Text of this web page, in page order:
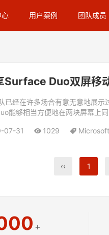
心 用户案例 团队成员
Duo双屏移
已经在许多场合有意无意地展
能够相当方便地在两块屏幕上
07-31 1029 Microsoft
‹‹ 1
+